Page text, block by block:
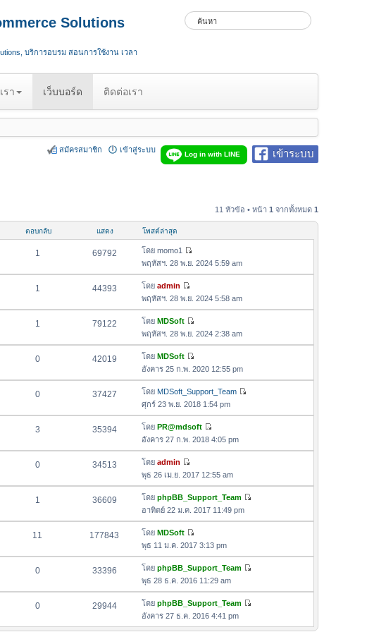
Solutions
บริการอบรม สอนการใช้งาน เวลา
รา เว็บบอร์ด ติดต่อเรา
เข้าระบบ
Log in with LINE
เข้าสู่ระบบ
สมัครสมาชิก
11 หัวข้อ • หน้า 1 จากทั้งหมด 1
ตอบกลับ แสดง โพสต์ล่าสุด
1 69792 โดย momo1
ดู
ข้
ค
ว
า
ม
ล่
า
สุ
พฤหัสฯ. 28 พ.ย. 2024 5:59 am
1 44393 โดย admin
ดู
ข้
อ
ค
ว
า
ม
ล่
า
สุ
พฤหัสฯ. 28 พ.ย. 2024 5:58 am
1 79122 โดย MDSoft
ดู
ข้
ค
ว
า
ม
ล่
า
สุ
พฤหัสฯ. 28 พ.ย. 2024 2:38 am
0 42019 โดย MDSoft
ดู
ข้
อ
ค
ว
า
ม
ล่
สุ
อังคาร 25 ก.พ. 2020 12:55 pm
0 37427 โดย MDSoft_Support_Team
ข้
ว
ล่
า
ศุกร์ 23 พ.ย. 2018 1:54 pm
3 35394 โดย PR@mdsoft
ดู
ข้
ค
ว
า
ม
ล่
สุ
อังคาร 27 ก.พ. 2018 4:05 pm
0 34513 โดย admin
ดู
ข้
อ
ค
ว
า
ม
ล่
า
สุ
พุธ 26 เม.ย. 2017 12:55 am
1 36609 โดย phpBB_Support_Team
ข้
ว
ล่
อาทิตย์ 22 ม.ค. 2017 11:49 pm
11 177843 โดย MDSoft
ดู
ข้
อ
ค
ว
า
ม
พุธ 11 ม.ค. 2017 3:13 pm
0 33396 โดย phpBB_Support_Team
ข้
ว
พุธ 28 ธ.ค. 2016 11:29 am
0 29944 โดย phpBB_Support_Team
ข้
อังคาร 27 ธ.ค. 2016 4:41 pm